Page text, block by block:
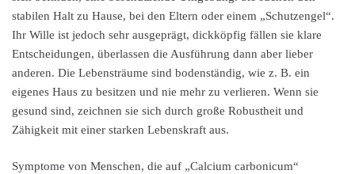
stabilen Halt zu Hause, bei den Eltern oder einem „Schutzengel“.
Ihr Wille ist jedoch sehr ausgeprägt, dickköpfig fällen sie klare
Entscheidungen, überlassen die Ausführung dann aber lieber
anderen. Die Lebensträume sind bodenständig, wie z. B. ein
eigenes Haus zu besitzen und nie mehr zu verlieren. Wenn sie
gesund sind, zeichnen sie sich durch große Robustheit und
Zähigkeit mit einer starken Lebenskraft aus.
Symptome von Menschen, die auf „Calcium carbonicum“